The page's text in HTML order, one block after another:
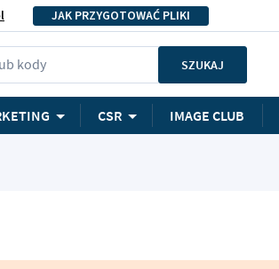
JAK PRZYGOTOWAĆ PLIKI
kody SZUKAJ
CSR IMAGE CLUB